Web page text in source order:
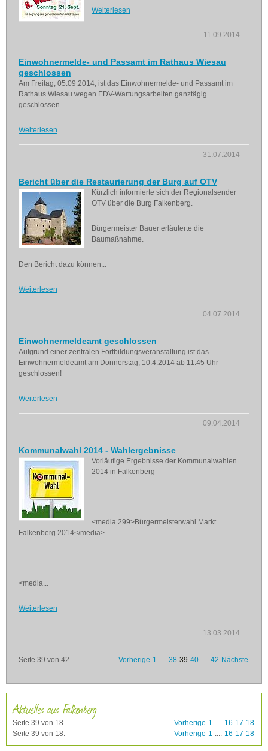
Weiterlesen
11.09.2014
Einwohnermelde- und Passamt im Rathaus Wiesau
geschlossen
Am Freitag, 05.09.2014, ist das Einwohnermelde- und Passamt im
Rathaus Wiesau wegen EDV-Wartungsarbeiten ganztägig
geschlossen.
Weiterlesen
31.07.2014
Bericht über die Restaurierung der Burg auf OTV
Kürzlich informierte sich der Regionalsender
OTV über die Burg Falkenberg.
Bürgermeister Bauer erläuterte die
Baumaßnahme.
Den Bericht dazu können...
Weiterlesen
04.07.2014
Einwohnermeldeamt geschlossen
Aufgrund einer zentralen Fortbildungsveranstaltung ist das
Einwohnermeldeamt am Donnerstag, 10.4.2014 ab 11.45 Uhr
geschlossen!
Weiterlesen
09.04.2014
Kommunalwahl 2014 - Wahlergebnisse
Vorläufige Ergebnisse der Kommunalwahlen
2014 in Falkenberg
<media 299>Bürgermeisterwahl Markt
Falkenberg 2014</media>
<media...
Weiterlesen
13.03.2014
Seite 39 von 42. Vorherige 1 .... 38 39 40 .... 42 Nächste
Aktuelles aus Falkenberg
Seite 39 von 18. Vorherige 1 .... 16 17 18
Seite 39 von 18.
Vorherige 1 .... 16 17 18